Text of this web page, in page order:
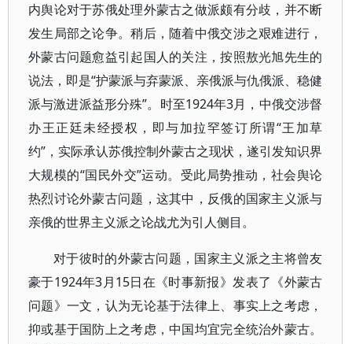
内舆论对于苏俄处理外蒙古之做派颇有分歧，并不断
发生局部之论争。稍后，随着中俄交涉之艰难进行，
外蒙古问题愈益引起国人的关注，按照敖光旭先生的
说法，即是“护蒙派与弃蒙派、亲俄派与仇俄派、稳健
派与激进派益形分殊”。时至1924年3月，中俄交涉督
办王正廷未经授权，即与加拉罕签订所谓“王加草
约”，实际承认苏俄控制外蒙古之现状，遂引发知识界
大规模的“国民外交”运动。受此局势推动，社会舆论
热烈讨论外蒙古问题，这其中，反俄的国家主义派与
亲俄的世界主义派之论战尤为引人侧目。
对于彼时的外蒙古问题，国家主义派之主将曾友
豪于1924年3月15日在《时事新报》发表了《外蒙古
问题》一文，认为无论基于法律上、事实上之考虑，
抑或基于国防上之考虑，中国均宜完全统治外蒙古。